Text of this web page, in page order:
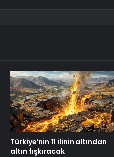
Türkiye’nin 11 ilinin altından
altın fışkıracak